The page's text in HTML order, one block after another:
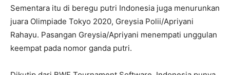
Sementara itu di beregu putri Indonesia juga menurunkan
juara Olimpiade Tokyo 2020, Greysia Polii/Apriyani
Rahayu. Pasangan Greysia/Apriyani menempati unggulan
keempat pada nomor ganda putri.